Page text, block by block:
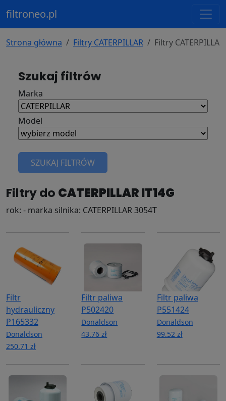
filtroneo.pl
Strona główna Filtry CATERPILLAR Filtry
Szukaj filtrów
Marka
Model
SZUKAJ FILTRÓW
Filtry do CATERPILLAR IT14G
rok: - marka silnika: CATERPILLAR 3054T
Filtr
hydrauliczny
P165332
Donaldson
250.71 zł
Filtr paliwa
P502420
Donaldson
43.76 zł
Filtr paliwa
P551424
Donaldson
99.52 zł